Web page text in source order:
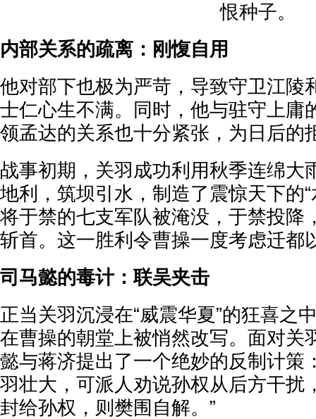
恨种子。
内部关系的疏离：刚愎自用
他对部下也极为严苛，导致守卫江陵
士仁心生不满。同时，他与驻守上庸
领孟达的关系也十分紧张，为日后的
战事初期，关羽成功利用秋季连绵大
地利，筑坝引水，制造了震惊天下的
将于禁的七支军队被淹没，于禁投降
斩首。这一胜利令曹操一度考虑迁都
司马懿的毒计：联吴夹击
正当关羽沉浸在“威震华夏”的狂喜之
在曹操的朝堂上被悄然改写。面对关
懿与蒋济提出了一个绝妙的反制计策
羽壮大，可派人劝说孙权从后方干扰
封给孙权，则樊围自解。”